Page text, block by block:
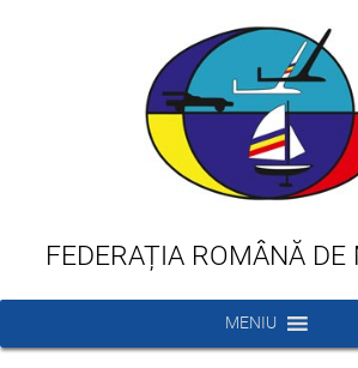
FEDERAȚIA ROMÂNĂ DE
MENIU